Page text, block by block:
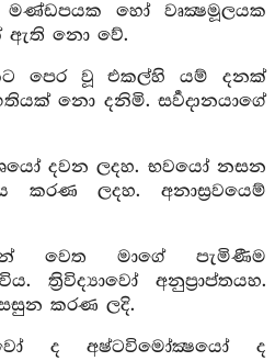
හෝ වෘක්‍ෂමූලයක
ඇති නො වේ.
පෙර වූ එකල්හි යම් දනක්
නො දනිමි. සර්‍වදානයාගේ
දවන ලදහ. භවයෝ නසන
කරණ ලදහ. අනාස්‍රවයෙම්
වෙත මාගේ පැමිණීම
ත්‍රිවිද්‍යාවෝ අනුප්‍රාප්තයහ.
කරණ ලදි.
ද අෂ්ටවිමෝක්‍ෂයෝ ද